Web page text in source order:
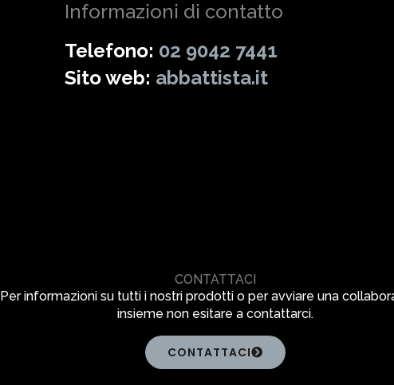
Informazioni di contatto
Telefono: 02 9042 7441
Sito web: abbattista.it
CONTATTACI
Per informazioni su tutti i nostri prodotti o per avviare una
insieme non esitare a contattarci.
CONTATTACI